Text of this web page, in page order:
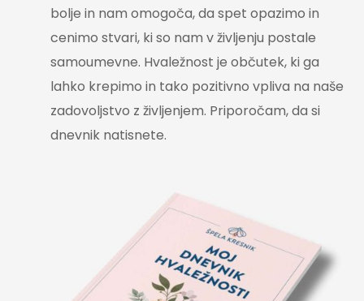
bolje in nam omogoča, da spet opazimo in
cenimo stvari, ki so nam v življenju postale
samoumevne. Hvaležnost je občutek, ki ga
lahko krepimo in tako pozitivno vpliva na naše
zadovoljstvo z življenjem. Priporočam, da si
dnevnik natisnete.